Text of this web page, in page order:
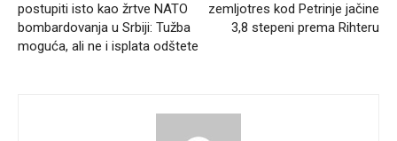
postupiti isto kao žrtve NATO
bombardovanja u Srbiji: Tužba
moguća, ali ne i isplata odštete
zemljotres kod Petrinje jačine
3,8 stepeni prema Rihteru